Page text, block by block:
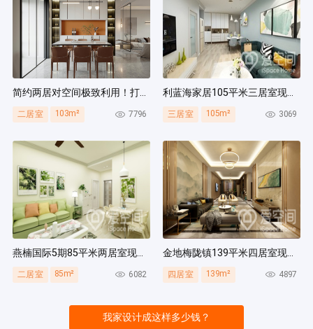
简约两居对空间极致利用！打造多组通顶柜，整齐能装！
二居室 103m² 7796
利蓝海家居105平米三居室现代简约风装修案例
三居室 105m² 3069
燕楠国际5期85平米两居室现代简约风装修案例
二居室 85m² 6082
金地梅陇镇139平米四居室现代简约风装修案例
四居室 139m² 4897
我家设计成这样多少钱？